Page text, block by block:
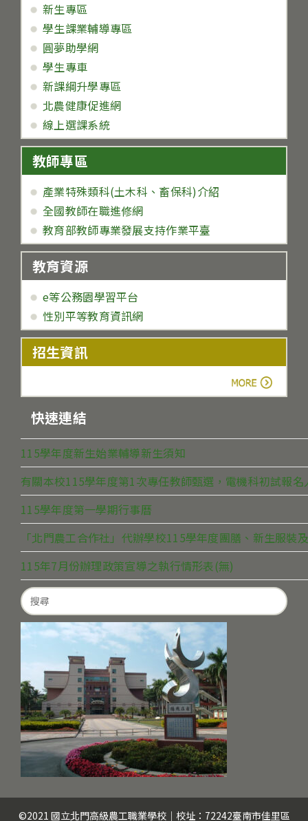
新生專區
學生課業輔導專區
圓夢助學網
學生專車
新課綱升學專區
北農健康促進網
線上選課系統
教師專區
產業特殊類科(土木科、畜保科)介紹
全國教師在職進修網
教育部教師專業發展支持作業平臺
教育資源
e等公務園學習平台
性別平等教育資訊網
招生資訊
快速連結
115學年度新生始業輔導新生須知
有關本校115學年度第1次專任教師甄選，電機科初試報
115學年度第一學期行事曆
「北門農工合作社」代辦學校115學年度團膳、新生服裝
115年7月份辦理政策宣導之執行情形表(無)
Search
for:
©2021 國立北門高級農工職業學校｜校址：72242臺南市佳里區